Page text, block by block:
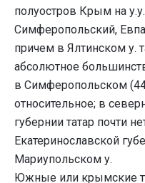
полуостров Крым на
Симферопольский,
причем в Ялтинском у.
абсолютное
в Симферопольском
относительное; в
губернии татар почти
Екатеринославской
Мариупольском у.
Южные или крымские